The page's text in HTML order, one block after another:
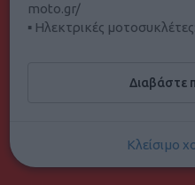
10Αγγελίες.
moto.gr/
▪ Ηλεκτρικές μοτοσυκλέτες:
Βρείτε μας στη Διαβάστε
Κλείσιμο